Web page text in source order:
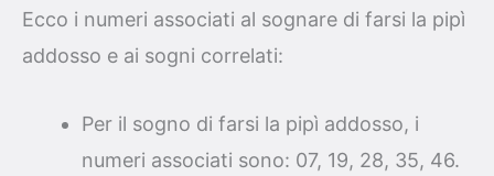
Ecco i numeri associati al sognare di farsi la pipì
addosso e ai sogni correlati:
Per il sogno di farsi la pipì addosso, i
numeri associati sono: 07, 19, 28, 35, 46.